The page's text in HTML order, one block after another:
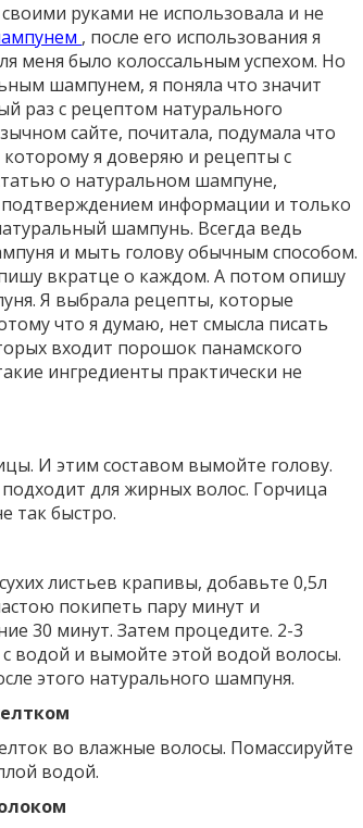
руками не использовала и не
, после его использования я
меня было колоссальным успехом. Но
шампунем, я поняла что значит
раз с рецептом натурального
сайте, почитала, подумала что
я доверяю и рецепты с
о натуральном шампуне,
подтверждением информации и только
шампунь. Всегда ведь
и мыть голову обычным способом.
вкратце о каждом. А потом опишу
Я выбрала рецепты, которые
что я думаю, нет смысла писать
входит порошок панамского
ингредиенты практически не
И этим составом вымойте голову.
для жирных волос. Горчица
так быстро.
листьев крапивы, добавьте 0,5л
покипеть пару минут и
30 минут. Затем процедите. 2-3
водой и вымойте этой водой волосы.
этого натурального шампуня.
во влажные волосы. Помассируйте
водой.